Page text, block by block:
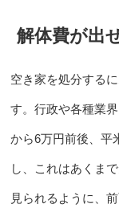
解体費が出
空き家を処分する
す。行政や各種業
から6万円前後、平
し、これはあくま
見られるように、